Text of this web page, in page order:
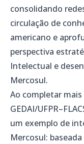
consolidando
circulação de
americano e
perspectiva
Intelectual e
Mercosul.
Ao completar
GEDAI/
um exemplo de
Mercosul: